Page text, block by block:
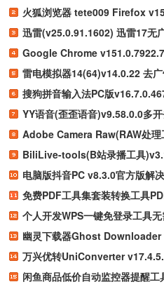
火狐浏览器 tete009 Firefox
迅雷(v25.0.91.1602) 迅雷17无
Google Chrome
雷电模拟器14(64)v14.0.22 去
搜狗拼音输入法PC版
YY语音(歪歪语音)v9.58.0.0多
Adobe Camera Raw(RAW处
BiliLive-tools(B站录播工具
电脑版抖音PC v8.3.0官方版解
免费PDF工具集套装转换工具
个人开发WPS一键免登录工具
幽灵下载器Ghost Downloader
万兴优转UniConverter
闲鱼商品低价自动监控器提醒工